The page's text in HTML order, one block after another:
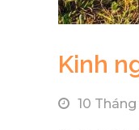
Kinh
10